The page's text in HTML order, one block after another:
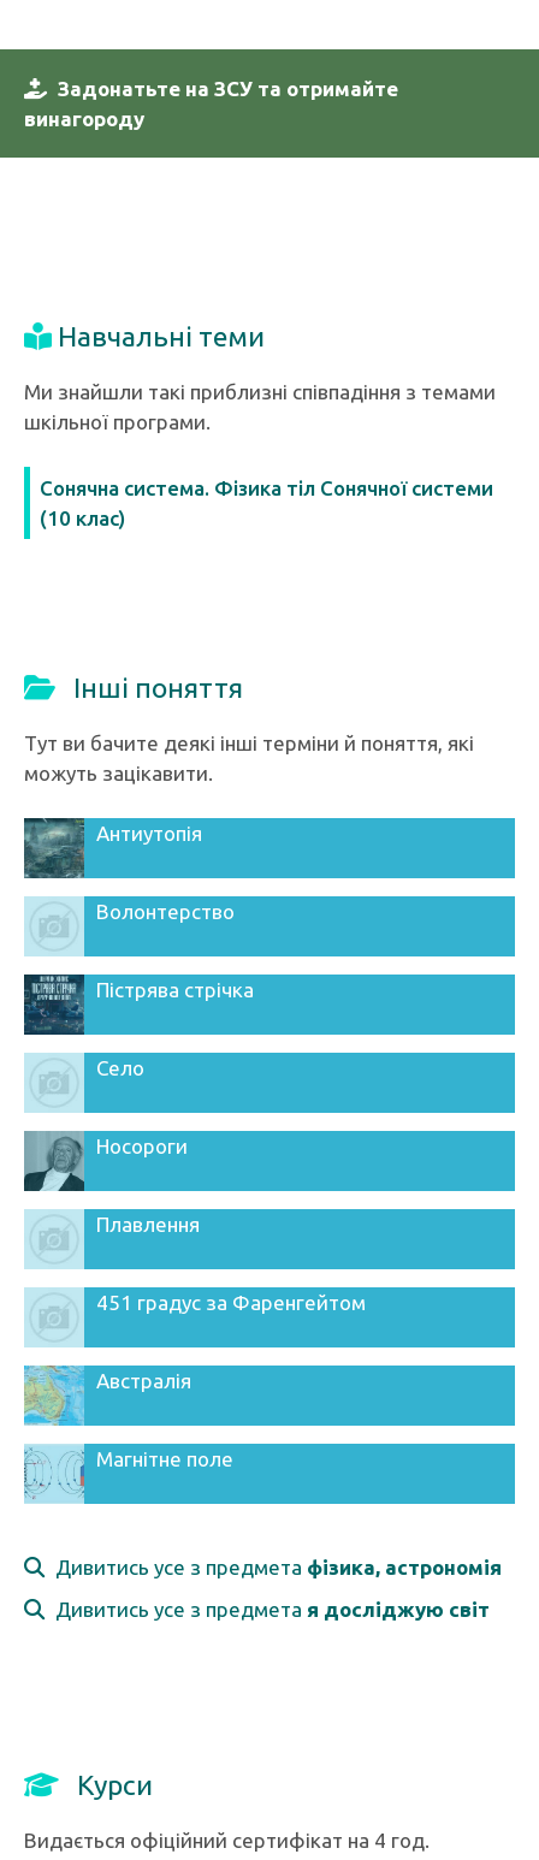
Задонатьте на ЗСУ та отримайте
винагороду
Навчальні теми
Ми знайшли такі приблизні співпадіння з темами
шкільної програми.
Сонячна система. Фізика тіл Сонячної системи
(10 клас)
Інші поняття
Тут ви бачите деякі інші терміни й поняття, які
можуть зацікавити.
Антиутопія
Волонтерство
Пістрява стрічка
Село
Носороги
Плавлення
451 градус за Фаренгейтом
Австралія
Магнітне поле
Дивитись усе з предмета фізика, астрономія
Дивитись усе з предмета я досліджую світ
Курси
Видається офіційний сертифікат на 4 год.